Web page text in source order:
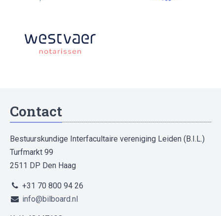
Contact
Bestuurskundige Interfacultaire vereniging Leiden (B.I.L.)
Turfmarkt 99
2511 DP Den Haag
+31 70 800 94 26
info@bilboard.nl